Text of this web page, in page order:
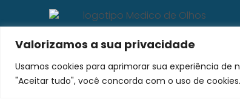
Valorizamos a sua privacidade
Usamos cookies para aprimorar sua experiência
"Aceitar tudo", você concorda com o uso de cookies.